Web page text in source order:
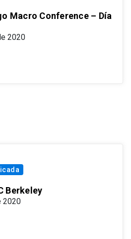
Macro Conference – Día
2020
Berkeley
2020